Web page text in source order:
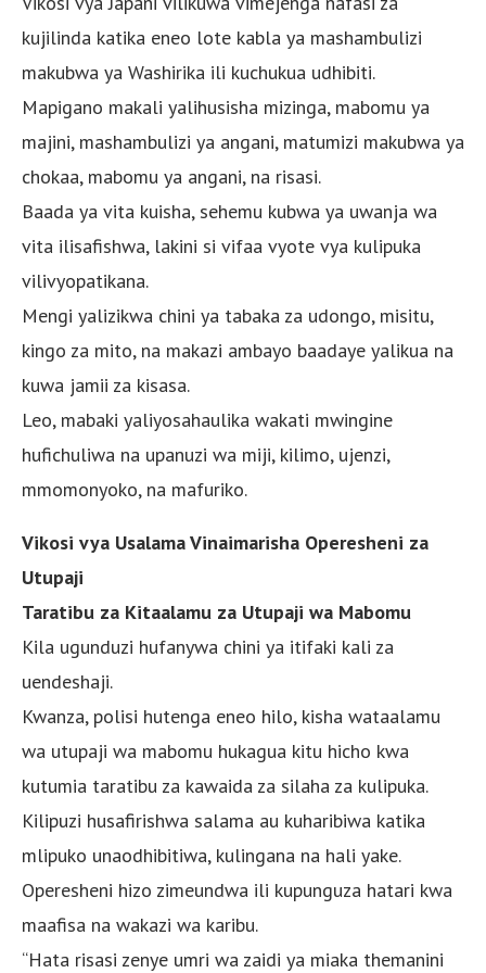
kujilinda katika eneo lote kabla ya mashambulizi
makubwa ya Washirika ili kuchukua udhibiti.
Mapigano makali yalihusisha mizinga, mabomu ya
majini, mashambulizi ya angani, matumizi makubwa ya
chokaa, mabomu ya angani, na risasi.
Baada ya vita kuisha, sehemu kubwa ya uwanja wa
vita ilisafishwa, lakini si vifaa vyote vya kulipuka
vilivyopatikana.
Mengi yalizikwa chini ya tabaka za udongo, misitu,
kingo za mito, na makazi ambayo baadaye yalikua na
kuwa jamii za kisasa.
Leo, mabaki yaliyosahaulika wakati mwingine
hufichuliwa na upanuzi wa miji, kilimo, ujenzi,
mmomonyoko, na mafuriko.
Vikosi vya Usalama Vinaimarisha Operesheni za
Utupaji
Taratibu za Kitaalamu za Utupaji wa Mabomu
Kila ugunduzi hufanywa chini ya itifaki kali za
uendeshaji.
Kwanza, polisi hutenga eneo hilo, kisha wataalamu
wa utupaji wa mabomu hukagua kitu hicho kwa
kutumia taratibu za kawaida za silaha za kulipuka.
Kilipuzi husafirishwa salama au kuharibiwa katika
mlipuko unaodhibitiwa, kulingana na hali yake.
Operesheni hizo zimeundwa ili kupunguza hatari kwa
maafisa na wakazi wa karibu.
“Hata risasi zenye umri wa zaidi ya miaka themanini